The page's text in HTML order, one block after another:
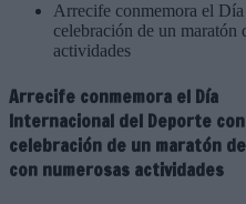
Arrecife conmemora el
celebración de un maratón
actividades
Arrecife conmemora el Día
Internacional del Deporte
celebración de un maratón
con numerosas actividades